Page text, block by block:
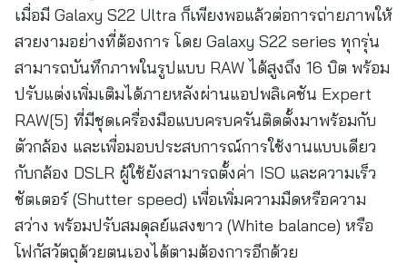
เมื่อมี Galaxy S22 Ultra ก็เพียงพอแล้วต่อการถ่ายภาพให้
สวยงามอย่างที่ต้องการ โดย Galaxy S22 series ทุกรุ่น
สามารถบันทึกภาพในรูปแบบ RAW ได้สูงถึง 16 บิต พร้อม
ปรับแต่งเพิ่มเติมได้ภายหลังผ่านแอปพลิเคชัน Expert
RAW[5] ที่มีชุดเครื่องมือแบบครบครันติดตั้งมาพร้อมกับ
ตัวกล้อง และเพื่อมอบประสบการณ์การใช้งานแบบเดียว
กับกล้อง DSLR ผู้ใช้ยังสามารถตั้งค่า ISO และความเร็ว
ชัตเตอร์ (Shutter speed) เพื่อเพิ่มความมืดหรือความ
สว่าง พร้อมปรับสมดุลย์แสงขาว (White balance) หรือ
โฟกัสวัตถุด้วยตนเองได้ตามต้องการอีกด้วย